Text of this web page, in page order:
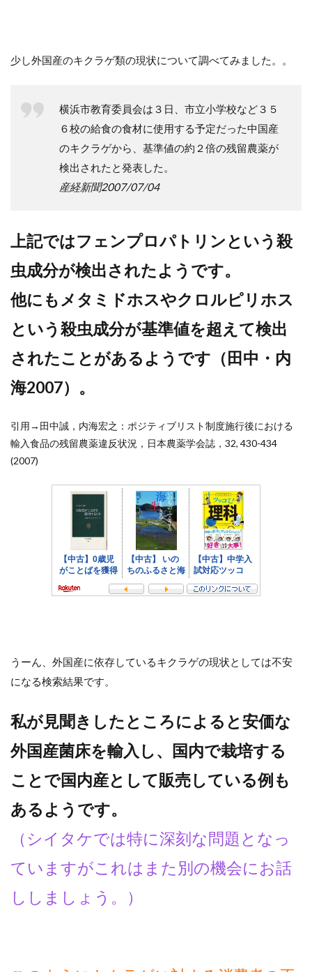
少し外国産のキクラゲ類の現状について調べてみました。。
横浜市教育委員会は３日、市立小学校など３５
６校の給食の食材に使用する予定だった中国産
のキクラゲから、基準値の約２倍の残留農薬が
検出されたと発表した。
産経新聞2007/07/04
上記ではフェンプロパトリンという殺
虫成分が検出されたようです。
他にもメタミドホスやクロルピリホス
という殺虫成分が基準値を超えて検出
されたことがあるようです（田中・内
海2007）。
引用→田中誠，内海宏之：ポジティブリスト制度施行後における
輸入食品の残留農薬違反状況，日本農薬学会誌，32, 430-434
(2007)
うーん、外国産に依存しているキクラゲの現状としては不安
になる検索結果です。
私が見聞きしたところによると安価な
外国産菌床を輸入し、国内で栽培する
ことで国内産として販売している例も
あるようです。
（シイタケでは特に深刻な問題となっ
ていますがこれはまた別の機会にお話
ししましょう。）